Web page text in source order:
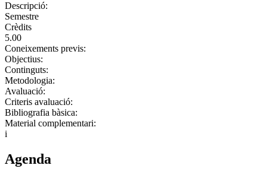
Descripció:
Semestre
Crèdits
5.00
Coneixements previs:
Objectius:
Continguts:
Metodologia:
Avaluació:
Criteris avaluació:
Bibliografia bàsica:
Material complementari:
i
Agenda